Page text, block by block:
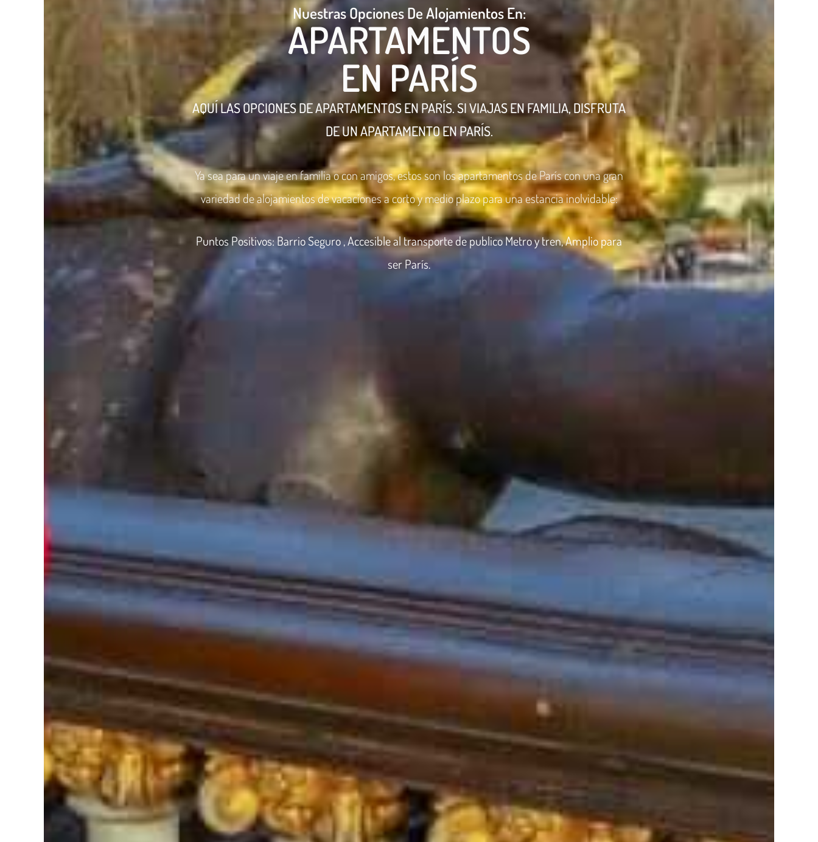
Nuestras Opciones De Alojamientos En:
APARTAMENTOS
EN PARÍS
AQUÍ LAS OPCIONES DE APARTAMENTOS EN PARÍS. SI VIAJAS EN FAMILIA, DISFRUTA
DE UN APARTAMENTO EN PARÍS.
Ya sea para un viaje en familia o con amigos, estos son los apartamentos de París con una gran
variedad de alojamientos de vacaciones a corto y medio plazo para una estancia inolvidable:
Puntos Positivos:Barrio Seguro , Accesible al transporte de publico Metro y tren, Amplio para
ser París.